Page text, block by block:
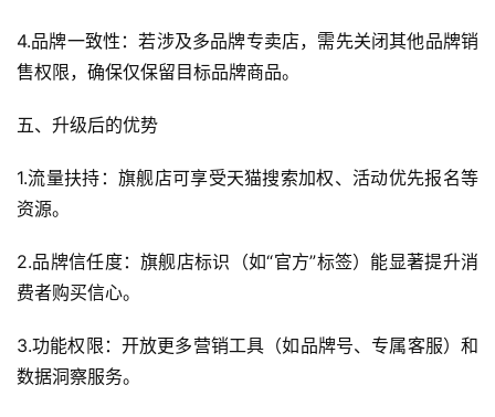
4.品牌一致性：若涉及多品牌专卖店，需先关闭其他品牌销
售权限，确保仅保留目标品牌商品。
五、升级后的优势
1.流量扶持：旗舰店可享受天猫搜索加权、活动优先报名等
资源。
2.品牌信任度：旗舰店标识（如“官方”标签）能显著提升消
费者购买信心。
3.功能权限：开放更多营销工具（如品牌号、专属客服）和
数据洞察服务。